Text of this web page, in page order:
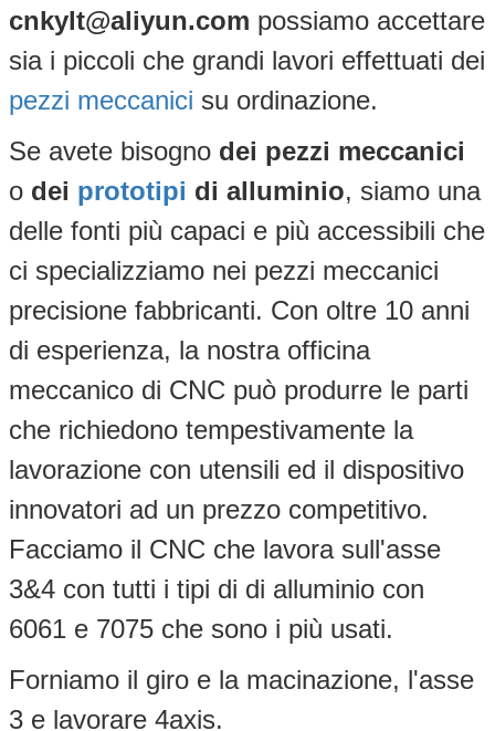
cnkylt@aliyun.com possiamo accettare
sia i piccoli che grandi lavori effettuati dei
pezzi meccanici su ordinazione.
Se avete bisogno dei pezzi meccanici
o dei prototipi di alluminio, siamo una
delle fonti più capaci e più accessibili che
ci specializziamo nei pezzi meccanici
precisione fabbricanti. Con oltre 10 anni
di esperienza, la nostra officina
meccanico di CNC può produrre le parti
che richiedono tempestivamente la
lavorazione con utensili ed il dispositivo
innovatori ad un prezzo competitivo.
Facciamo il CNC che lavora sull'asse
3&4 con tutti i tipi di di alluminio con
6061 e 7075 che sono i più usati.
Forniamo il giro e la macinazione, l'asse
3 e lavorare 4axis.